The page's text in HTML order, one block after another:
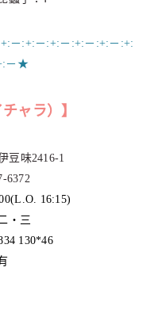
－:+:－:+:－:+:－:+:－:+:
－★
ャラ）】
豆味2416-1
6372
16:15)
・三
130*46